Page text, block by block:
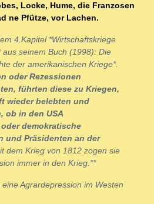
Locke, Hume, die Franzosen
ne Pfütze, vor Lachen.
4.Kapitel *Wirtschaftskriege
aus seinem Buch (1998): Die
der amerikanischen Kriege*.
oder Rezessionen
führten diese zu Kriegen,
wieder belebten und
ob in den USA
demokratische
und Präsidenten an der
dem Krieg von 1812 zogen sie
immer in den Krieg.**
Agrardepression im Westen